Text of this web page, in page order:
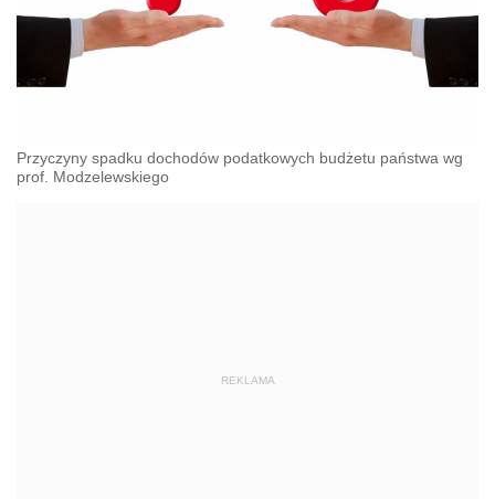
Przyczyny spadku dochodów podatkowych budżetu państwa wg
prof. Modzelewskiego